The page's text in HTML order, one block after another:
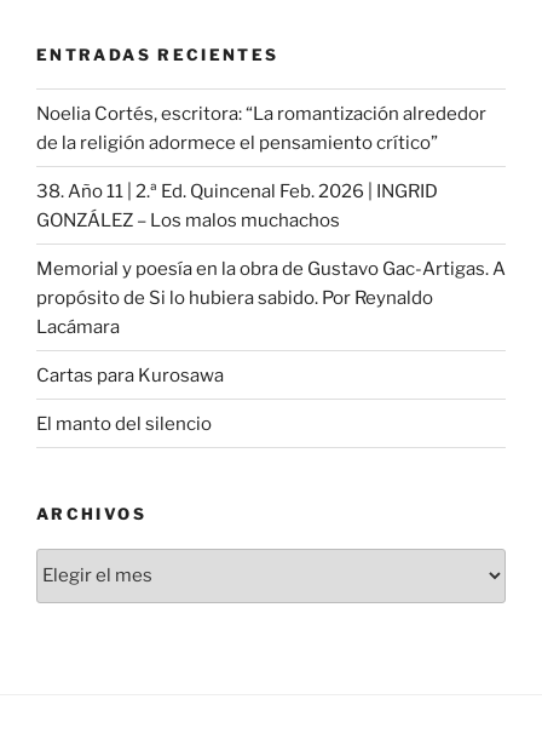
ENTRADAS RECIENTES
Noelia Cortés, escritora: “La romantización alrededor
de la religión adormece el pensamiento crítico”
38. Año 11 | 2.ª Ed. Quincenal Feb. 2026 | INGRID
GONZÁLEZ – Los malos muchachos
Memorial y poesía en la obra de Gustavo Gac-Artigas. A
propósito de Si lo hubiera sabido. Por Reynaldo
Lacámara
Cartas para Kurosawa
El manto del silencio
ARCHIVOS